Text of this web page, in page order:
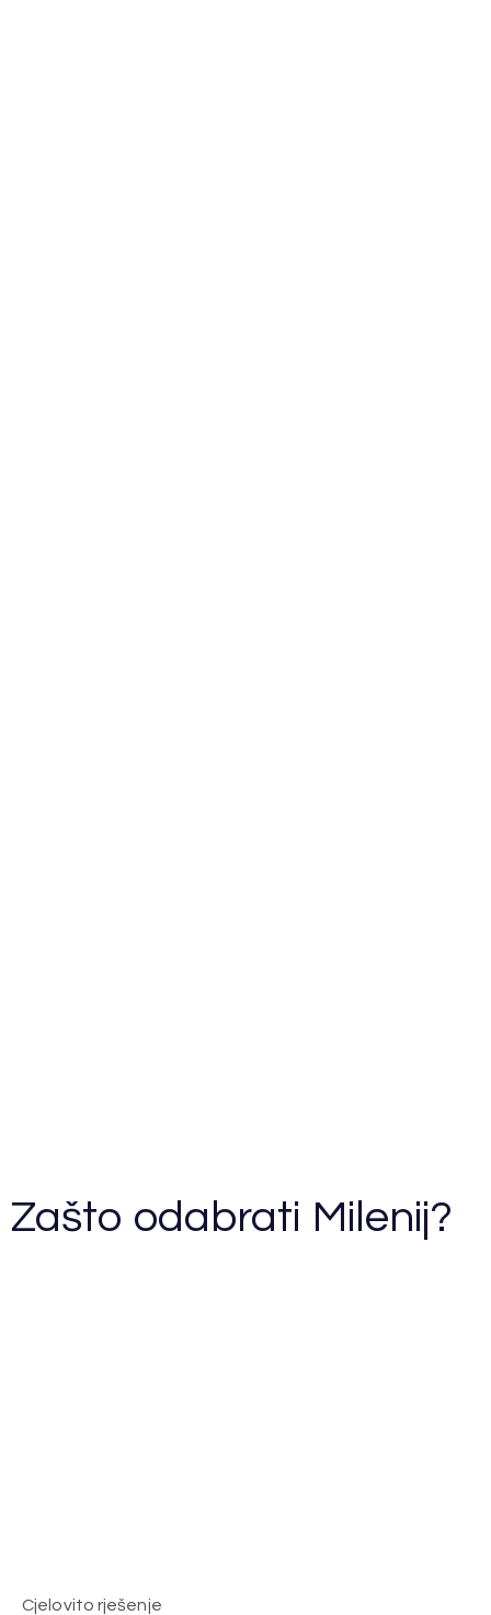
Zašto odabrati Milenij?
Cjelovito rješenje